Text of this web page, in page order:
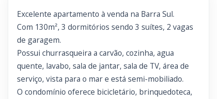
Excelente apartamento à venda na Barra Sul.
Com 130m², 3 dormitórios sendo 3 suítes, 2 vagas
de garagem.
Possui churrasqueira a carvão, cozinha, agua
quente, lavabo, sala de jantar, sala de TV, área de
serviço, vista para o mar e está semi-mobiliado.
O condomínio oferece bicicletário, brinquedoteca,